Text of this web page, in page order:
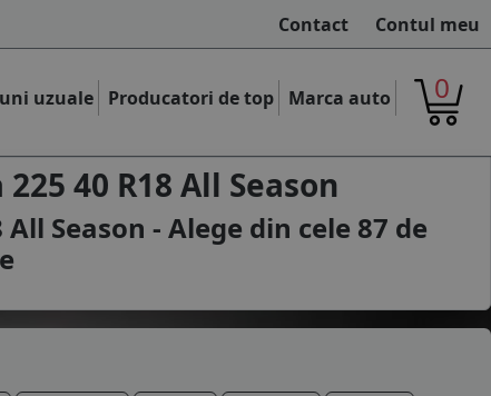
Contact Contul meu
uzuale Producatori de top Marca auto 0
40 R18 All Season
Season - Alege din cele 87 de